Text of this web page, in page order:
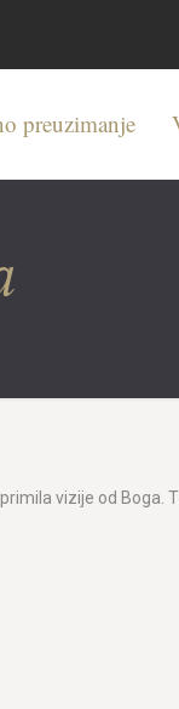
preuzimanje
vizije od Boga.